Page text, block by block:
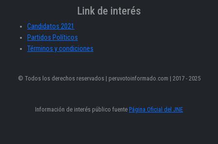
Link de interés
Candidatos 2021
Partidos Políticos
Términos y condiciones
© Todos los derechos reservados | peruvotoinformado.com | 2017 - 2025
Información de interés público fuente Página Oficial del JNE